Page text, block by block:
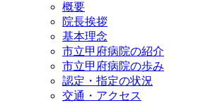
概要
院長挨拶
基本理念
市立甲府病院の紹介
市立甲府病院の歩み
認定・指定の状況
交通・アクセス